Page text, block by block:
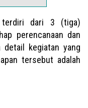
terdiri dari 3 (tiga)
perencanaan dan
detail kegiatan yang
tersebut adalah